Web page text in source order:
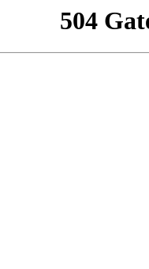
504